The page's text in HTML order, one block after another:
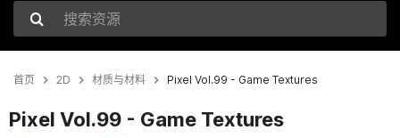
搜索资源
首页 2D 材质与材料 Pixel Vol.99 - Game Textures
Pixel Vol.99 - Game Textures